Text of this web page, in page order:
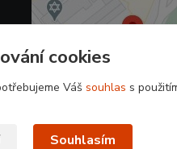
cookies
Váš souhlas s
Souhlasím